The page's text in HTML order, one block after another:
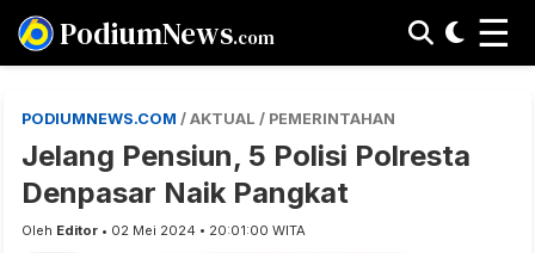
PodiumNews.com ☰
PODIUMNEWS.COM / AKTUAL / PEMERINTAHAN
Jelang Pensiun, 5 Polisi Polresta
Denpasar Naik Pangkat
Oleh Editor • 02 Mei 2024 • 20:01:00 WITA